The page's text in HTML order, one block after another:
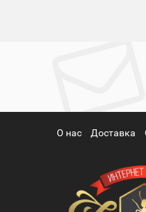
О нас Доставка